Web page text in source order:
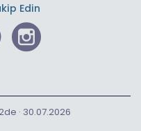
Edin
· 30.07.2026